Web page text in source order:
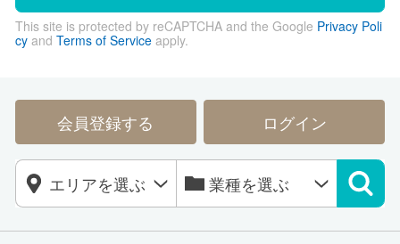
This site is protected by reCAPTCHA and the Google Privacy Poli
cyand Terms of Serviceapply.
会員登録する ログイン